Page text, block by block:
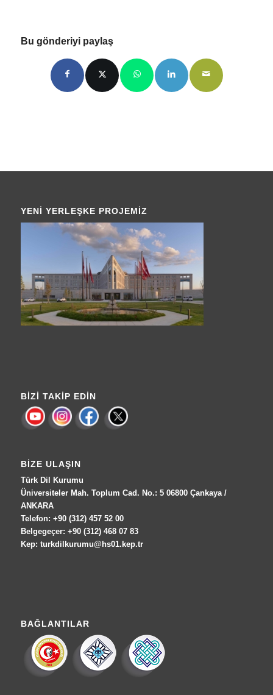
Bu gönderiyi paylaş
YENI YERLEŞKE PROJEMIZ
BIZI TAKIP EDIN
BIZE ULAŞIN
Türk Dil Kurumu
Üniversiteler Mah. Toplum Cad. No.: 5 06800 Çankaya /
ANKARA
Telefon: +90 (312) 457 52 00
Belgegeçer: +90 (312) 468 07 83
Kep: turkdilkurumu@hs01.kep.tr
BAĞLANTILAR